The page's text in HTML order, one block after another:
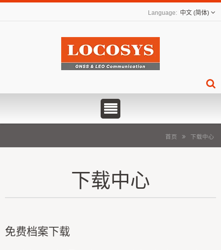
中文 (简体)
首页 下载中心
下载中心
免费档案下载